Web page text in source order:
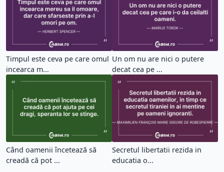
Timpul este ceva pe care omul
incearca m...
Un om nu are nici o putere
decat cea pe ...
Când oamenii încetează să
creadă că pot ...
Secretul libertatii rezida in
educatia o...